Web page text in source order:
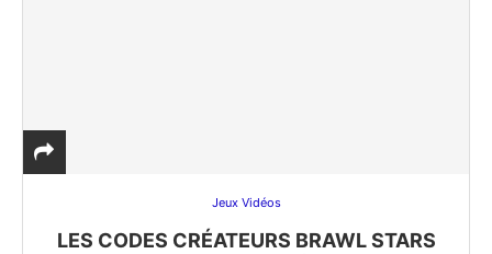
Jeux Vidéos
LES CODES CRÉATEURS BRAWL STARS